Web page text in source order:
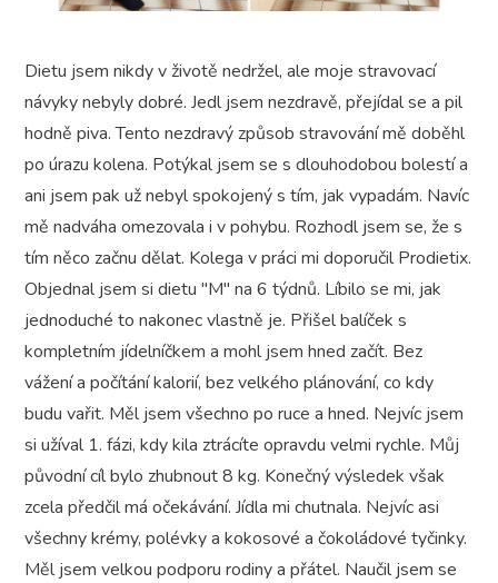
Dietu jsem nikdy v životě nedržel, ale moje stravovací
návyky nebyly dobré. Jedl jsem nezdravě, přejídal se a pil
hodně piva. Tento nezdravý způsob stravování mě doběhl
po úrazu kolena. Potýkal jsem se s dlouhodobou bolestí a
ani jsem pak už nebyl spokojený s tím, jak vypadám. Navíc
mě nadváha omezovala i v pohybu. Rozhodl jsem se, že s
tím něco začnu dělat. Kolega v práci mi doporučil Prodietix.
Objednal jsem si dietu "M" na 6 týdnů. Líbilo se mi, jak
jednoduché to nakonec vlastně je. Přišel balíček s
kompletním jídelníčkem a mohl jsem hned začít. Bez
vážení a počítání kalorií, bez velkého plánování, co kdy
budu vařit. Měl jsem všechno po ruce a hned. Nejvíc jsem
si užíval 1. fázi, kdy kila ztrácíte opravdu velmi rychle. Můj
původní cíl bylo zhubnout 8 kg. Konečný výsledek však
zcela předčil má očekávání. Jídla mi chutnala. Nejvíc asi
všechny krémy, polévky a kokosové a čokoládové tyčinky.
Měl jsem velkou podporu rodiny a přátel. Naučil jsem se